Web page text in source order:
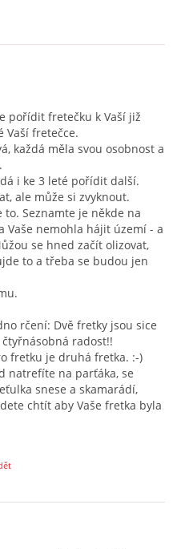
pořídit fretečku k Vaší již
Vaší fretečce.
každá měla svou osobnost a
i ke 3 leté pořídit další.
ale může si zvyknout.
to. Seznamte je někde na
Vaše nemohla hájit území - a
se hned začít olizovat,
to a třeba se budou jen
rčení: Dvě fretky jsou sice
radost!!
fretku je druhá fretka. :-)
natrefíte na parťáka, se
snese a skamarádí,
chtít aby Vaše fretka byla